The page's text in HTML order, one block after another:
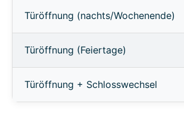
Türöffnung (nachts/Wochenende)
Türöffnung (Feiertage)
Türöffnung + Schlosswechsel